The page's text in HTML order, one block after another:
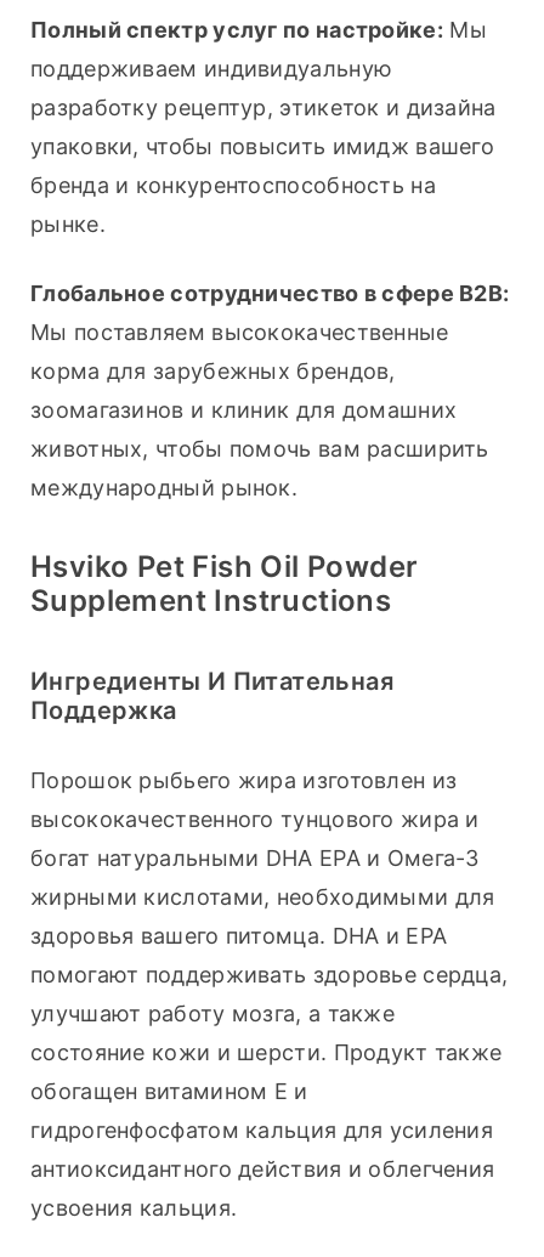
Полный спектр услуг по настройке: Мы
поддерживаем индивидуальную
разработку рецептур, этикеток и дизайна
упаковки, чтобы повысить имидж вашего
бренда и конкурентоспособность на
рынке.
Глобальное сотрудничество в сфере B2B:
Мы поставляем высококачественные
корма для зарубежных брендов,
зоомагазинов и клиник для домашних
животных, чтобы помочь вам расширить
международный рынок.
Hsviko Pet Fish Oil Powder
Supplement Instructions
Ингредиенты И Питательная
Поддержка
Порошок рыбьего жира изготовлен из
высококачественного тунцового жира и
богат натуральными DHA EPA и Омега-3
жирными кислотами, необходимыми для
здоровья вашего питомца. DHA и EPA
помогают поддерживать здоровье сердца,
улучшают работу мозга, а также
состояние кожи и шерсти. Продукт также
обогащен витамином Е и
гидрогенфосфатом кальция для усиления
антиоксидантного действия и облегчения
усвоения кальция.